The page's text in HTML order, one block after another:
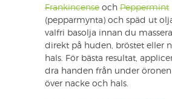
Frankincense och Peppermint
(pepparmynta) och späd ut
valfri basolja innan du
direkt på huden, bröstet eller
hals. För bästa resultat,
dra handen från under
över nacke och hals.